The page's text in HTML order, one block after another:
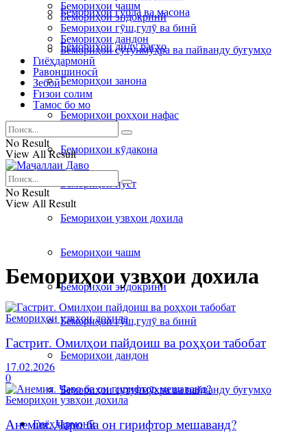
Бемориҳои гурда ва масона
Бемориҳои дилу рагҳо
Бемориҳои занона
Бемориҳои роҳҳои нафас
Бемориҳои кӯдакона
Бемориҳои пӯст
Бемориҳои узвҳои дохила
Бемориҳои чашм
Бемориҳои эндокринӣ
Бемориҳои гӯш,гулӯ ва бинӣ
Бемориҳои дандон
Бемориҳои сутунмӯҳра ва пайванду буғумҳо
Гиёҳдармонӣ
Бемориҳои чашм
Бемориҳои эндокринӣ
Бемориҳои гӯш,гулӯ ва бинӣ
Бемориҳои дандон
Бемориҳои сутунмӯҳра ва пайванду буғумҳо
Гиёҳдармонӣ
Равоншиносӣ
Зебоӣ
Ғизои солим
Тамос бо мо
No Result
View All Result
No Result
View All Result
Бемориҳои узвҳои дохила
Бемориҳои узвҳои дохила
Гастрит. Омилҳои пайдоиш ва роҳҳои табобат
17.02.2026
0
Бемориҳои узвҳои дохила
Анемия. Чаро ба он гирифтор мешаванд?